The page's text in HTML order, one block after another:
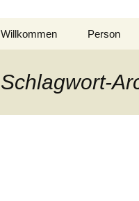
Willkommen Person
Schlagwort-